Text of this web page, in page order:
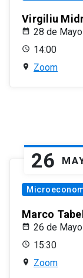
Virgiliu
28 de
14:00
Zoom
26
Marco
26 de
15:30
Zoom